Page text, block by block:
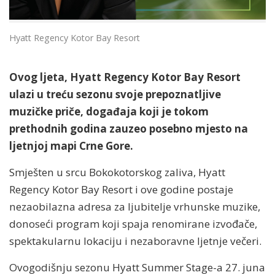
Hyatt Regency Kotor Bay Resort
Ovog ljeta, Hyatt Regency Kotor Bay Resort
ulazi u treću sezonu svoje prepoznatljive
muzičke priče, događaja koji je tokom
prethodnih godina zauzeo posebno mjesto na
ljetnjoj mapi Crne Gore.
Smješten u srcu Bokokotorskog zaliva, Hyatt
Regency Kotor Bay Resort i ove godine postaje
nezaobilazna adresa za ljubitelje vrhunske muzike,
donoseći program koji spaja renomirane izvođače,
spektakularnu lokaciju i nezaboravne ljetnje večeri.
Ovogodišnju sezonu Hyatt Summer Stage-a 27. juna